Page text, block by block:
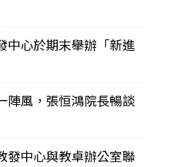
中心於期末舉辦「新進
陣風，張恒鴻院長暢談
發中心與教卓辦公室聯